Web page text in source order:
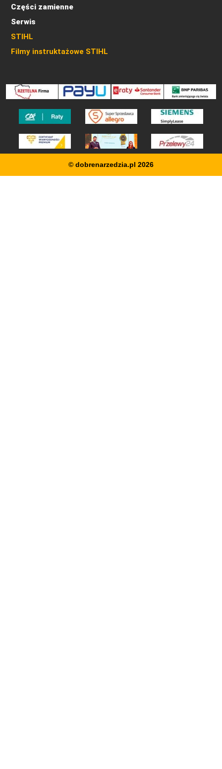
Części zamienne
Serwis
STIHL
Filmy instruktażowe STIHL
© dobrenarzedzia.pl 2026